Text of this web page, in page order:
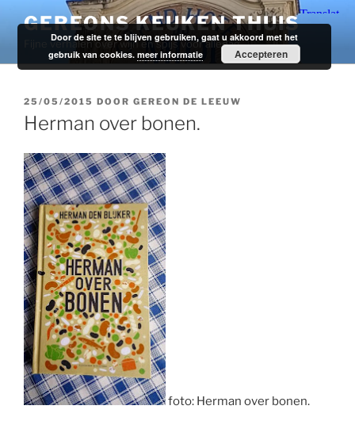
naar
inhoud
GEREONS KEUKEN THUIS
Fijne verhalen over wijn en spijs voor alledag.
GEPLAATST
OP
25/05/2015 DOOR GEREON DE LEEUW
Herman over bonen.
foto: Herman over bonen.
Door de site te te blijven gebruiken, gaat u akkoord met het
gebruik van cookies.meer informatie Accepteren